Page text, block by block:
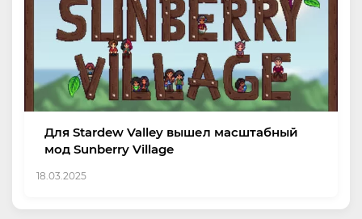
Для Stardew Valley вышел масштабный
мод Sunberry Village
18.03.2025